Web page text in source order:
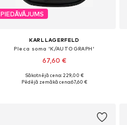
PIEDĀVĀJUMS
KARL LAGERFELD
Pleca soma 'K/AUTOGRAPH'
67,60 €
Pieejamie izmēri: One Size
Sākotnējā cena: 229,00 €
Pēdējā zemākā cena:67,60 €